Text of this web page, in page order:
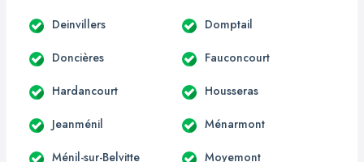
Deinvillers Domptail
Doncières Fauconcourt
Hardancourt Housseras
Jeanménil Ménarmont
Ménil-sur-Belvitte Moyemont